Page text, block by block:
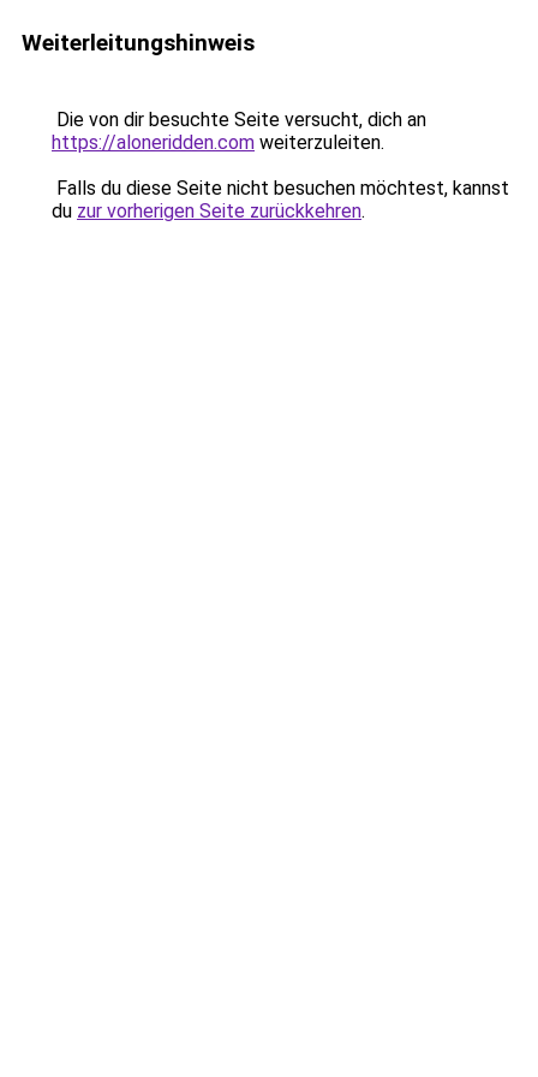
Weiterleitungshinweis
Die von dir besuchte Seite versucht, dich an
https://aloneridden.com weiterzuleiten.
Falls du diese Seite nicht besuchen möchtest, kannst
du zur vorherigen Seite zurückkehren.